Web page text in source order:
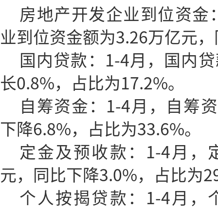
房地产开发企业到位资金
业到位资金额为3.26万亿元
国内贷款：1-4月，国内
长0.8%，占比为17.2%。
自筹资金：1-4月，自筹
下降6.8%，占比为33.6%。
定金及预收款：1-4月，
元，同比下降3.0%，占比为
个人按揭贷款：1-4月，